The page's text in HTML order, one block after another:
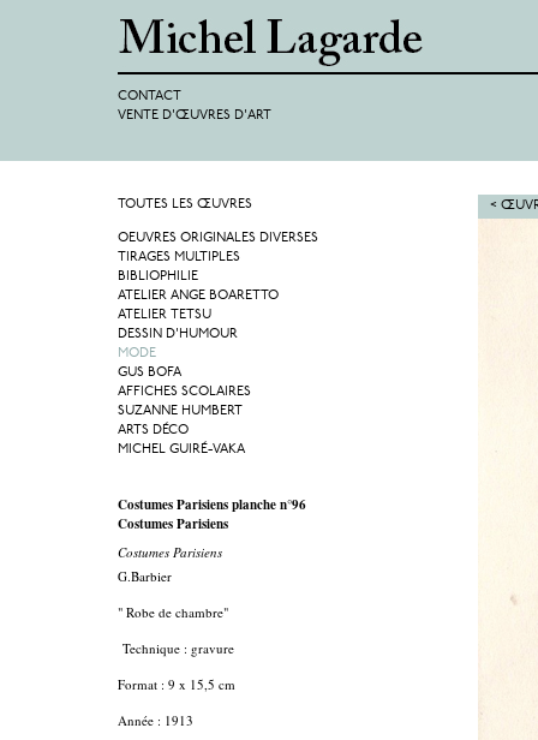
CONTACT
VENTE D'ŒUVRES D'ART
<
TOUTES LES ŒUVRES
OEUVRES ORIGINALES DIVERSES
TIRAGES MULTIPLES
BIBLIOPHILIE
ATELIER ANGE BOARETTO
ATELIER TETSU
DESSIN D'HUMOUR
MODE
GUS BOFA
AFFICHES SCOLAIRES
SUZANNE HUMBERT
ARTS DÉCO
MICHEL GUIRÉ-VAKA
Costumes Parisiens planche n°96
Costumes Parisiens
Costumes Parisiens
G.Barbier
" Robe de chambre"
Technique : gravure
Format : 9 x 15,5 cm
Année : 1913